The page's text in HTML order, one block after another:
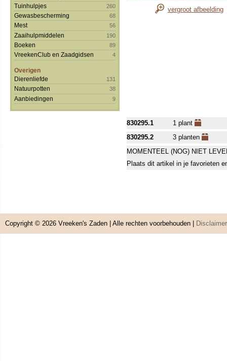
Tuinhulpjes 260
Gewasbescherming 68
Mest 56
Zaaihulpmiddelen 190
Boeken 89
VreekenClub en Zaadgidsen 4
Overigen
Dierenliefde
131
Natuurpotten 38
Aanbiedingen 9
vergroot afbeelding
830295.1
1 plant
830295.2
3 planten
MOMENTEEL (NOG) NIET
Plaats dit artikel in je favorieten
Copyright © 2026 Vreeken's Zaden | Alle rechten voorbehouden | Disclaimer